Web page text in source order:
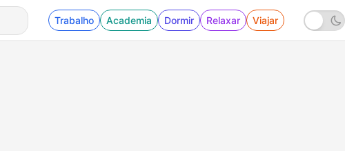
Trabalho Academia Dormir Relaxar Viajar